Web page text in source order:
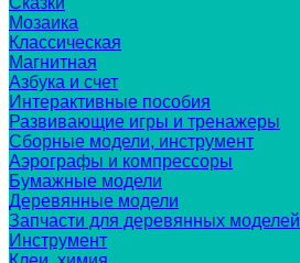
Мозаика
Классическая
Магнитная
Азбука и счет
Интерактивные пособия
Развивающие игры и тренажеры
Сборные модели, инструмент
Аэрографы и компрессоры
Бумажные модели
Деревянные модели
Запчасти для деревянных моделей
Инструмент